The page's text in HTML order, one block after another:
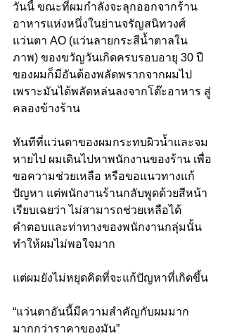
วันนี้ ขณะที่ผมกำลังจะลุกออกจากร้าน
อาหารแห่งหนึ่งในย่านจรัญสนิทวงศ์
แว่นตา AO (แว่นลายกระสีน้ำตาลใน
ภาพ) ของขวัญวันเกิดครบรอบอายุ 30 ปี
ของผมก็มีอันต้องพลัดพรากจากผมไป
เพราะมันได้พลัดหล่นลงจากโต๊ะอาหาร สู่
คลองข้างร้าน
ทันทีที่แว่นตาของผมกระทบผิวน้ำและจม
หายไป ผมเดินไปหาพนักงานของร้าน เพื่อ
ขอความช่วยเหลือ หรือขอแนวทางแก้
ปัญหา แต่พนักงานร้านกลับพูดด้วยสีหน้า
เรียบเฉยว่า ไม่สามารถช่วยเหลือได้
คำตอบและท่าทางของพนักงานกลุ่มนั้น
ทำให้ผมไม่พอใจมาก
แต่ผมยังไม่หยุดคิดที่จะแก้ปัญหาที่เกิดขึ้น
“แว่นตาอันนี้มีความสำคัญกับผมมาก
มากกว่าราคาของมัน”